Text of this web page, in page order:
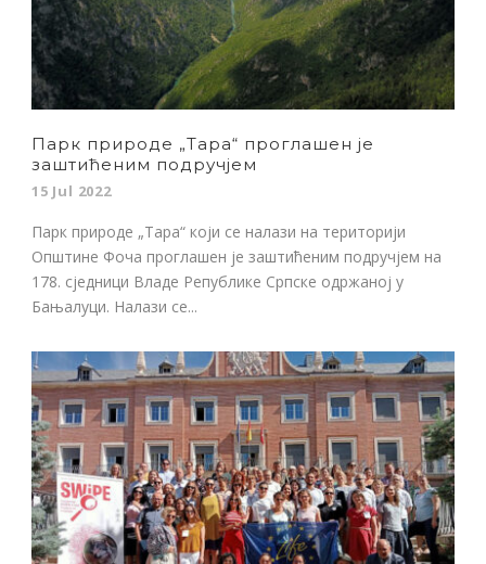
Парк природе „Тара“ проглашен је
заштићеним подручјем
15 Jul 2022
Парк природе „Тара“ који се налази на територији
Општине Фоча проглашен је заштићеним подручјем на
178. сједници Владе Републике Српске одржаној у
Бањалуци. Налази се...